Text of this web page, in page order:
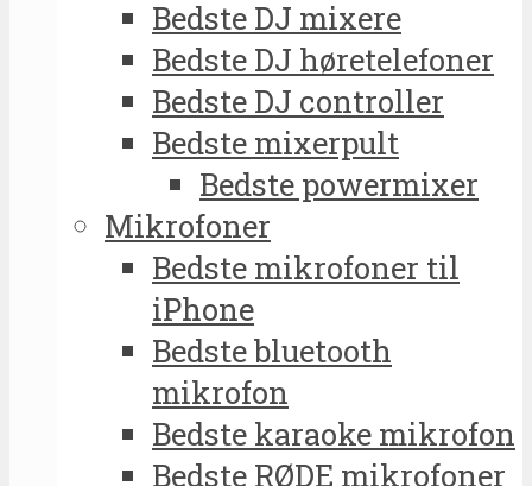
Bedste DJ mixere
Bedste DJ høretelefoner
Bedste DJ controller
Bedste mixerpult
Bedste powermixer
Mikrofoner
Bedste mikrofoner til
iPhone
Bedste bluetooth
mikrofon
Bedste karaoke mikrofon
Bedste RØDE mikrofoner